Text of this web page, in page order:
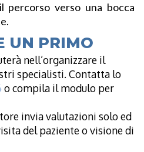
percorso verso una bocca
UN PRIMO
nell’organizzare il
specialisti. Contatta lo
o compila il modulo per
invia valutazioni solo ed
del paziente o visione di